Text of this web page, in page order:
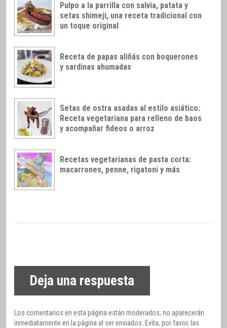
Pulpo a la parrilla con salvia, patata y
setas shimeji, una receta tradicional con
un toque original
Receta de papas aliñás con boquerones
y sardinas ahumadas
Setas de ostra asadas al estilo asiático:
Receta vegetariana para relleno de baos
y acompañar fideos o arroz
Recetas vegetarianas de pasta corta:
macarrones, penne, rigatoni y más
Deja una respuesta
Los comentarios en esta página están moderados, no aparecerán
inmediatamente en la página al ser enviados. Evita, por favor, las